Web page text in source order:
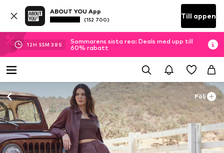
ABOUT YOU App
(152 700) Till appen
12H 55M 36 S
Sommarens sista rea: Deals med upp till
60% rabatt
Följ